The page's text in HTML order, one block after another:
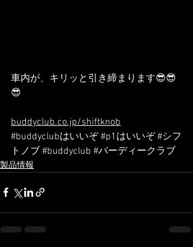
車内が、キリッと引き締まります😎😎
😎
buddyclub.co.jp/shiftknob
#buddyclubはいいぞ #p1はいいぞ #シフ
トノブ #buddyclub #バーディークラブ
製品情報